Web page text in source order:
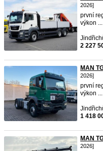
2026]
první
výkon ...
2 227
MAN
2026]
první
výkon ...
1 418
MAN
2026]